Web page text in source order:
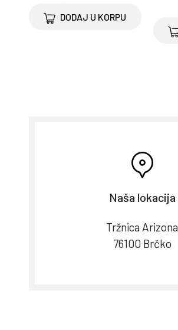
DODAJ U KORPU
Naša lokacija
Tržnica Arizona
76100 Brčko